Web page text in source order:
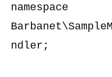
namespace
ndler;